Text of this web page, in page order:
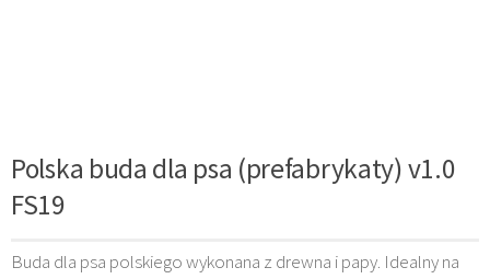
Polska buda dla psa (prefabrykaty) v1.0
FS19
Buda dla psa polskiego wykonana z drewna i papy. Idealny na